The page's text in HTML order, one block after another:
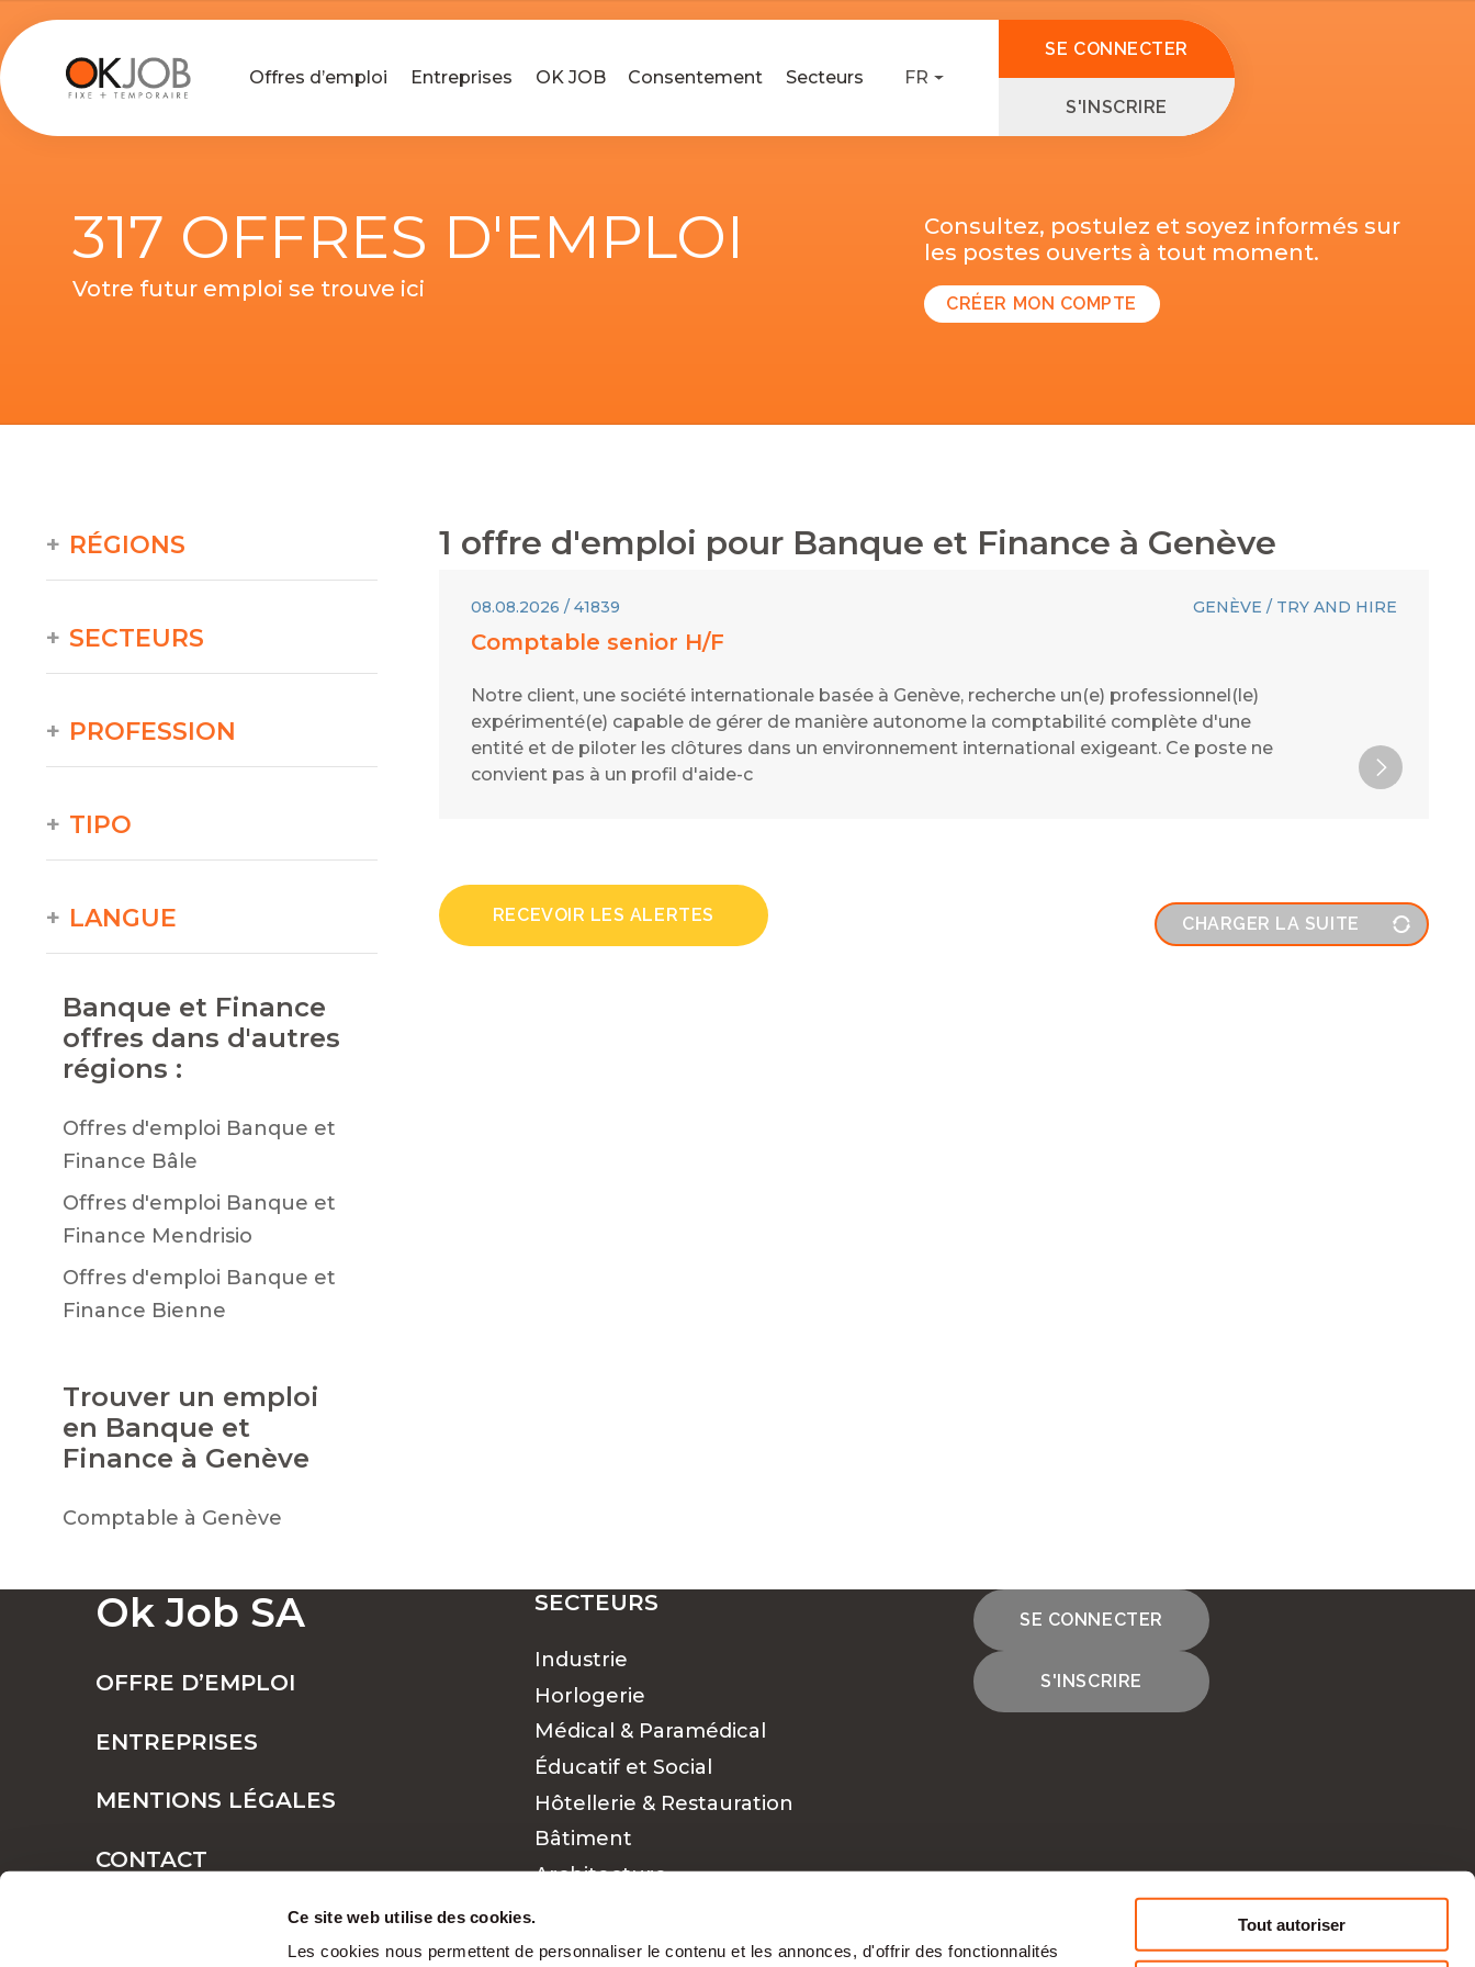
Ce site web utilise des cookies.
Les cookies nous permettent de personnaliser le contenu et les annonces, d'offrir des fonctionnalités
Tout autoriser
Offres d’emploi Entreprises OK JOB Consentement Secteurs FR
SE CONNECTER
S'INSCRIRE
317 OFFRES D'EMPLOI
Votre futur emploi se trouve ici
Consultez, postulez et soyez informés sur
les postes ouverts à tout moment.
CRÉER MON COMPTE
1 offre d'emploi pour Banque et Finance à Genève
08.08.2026 / 41839 GENÈVE / TRY AND HIRE
Comptable senior H/F
Notre client, une société internationale basée à Genève, recherche un(e) professionnel(le)
expérimenté(e) capable de gérer de manière autonome la comptabilité complète d'une
entité et de piloter les clôtures dans un environnement international exigeant. Ce poste ne
convient pas à un profil d'aide-c
RECEVOIR LES ALERTES CHARGER LA SUITE
RÉGIONS
SECTEURS
PROFESSION
TIPO
LANGUE
Banque et Finance
offres dans d'autres
régions :
Offres d'emploi Banque et
Finance Bâle
Offres d'emploi Banque et
Finance Mendrisio
Offres d'emploi Banque et
Finance Bienne
Trouver un emploi
en Banque et
Finance à Genève
Comptable à Genève
Ok Job SA
OFFRE D’EMPLOI
ENTREPRISES
MENTIONS LÉGALES
CONTACT
SECTEURS
Industrie
Horlogerie
Médical & Paramédical
Éducatif et Social
Hôtellerie & Restauration
Bâtiment
Architecture
Finance
SE CONNECTER
S'INSCRIRE